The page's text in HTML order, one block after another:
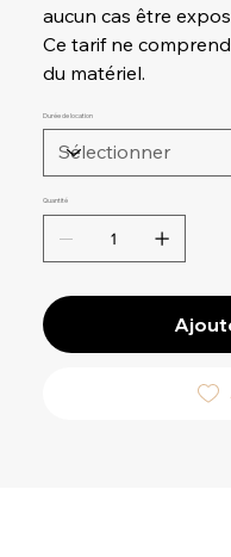
aucun cas être
Ce tarif ne
du matériel.
Durée de location
Quantité